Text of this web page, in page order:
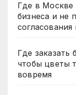
Где в Москве
бизнеса и не
Где заказать
чтобы цветы
вовремя